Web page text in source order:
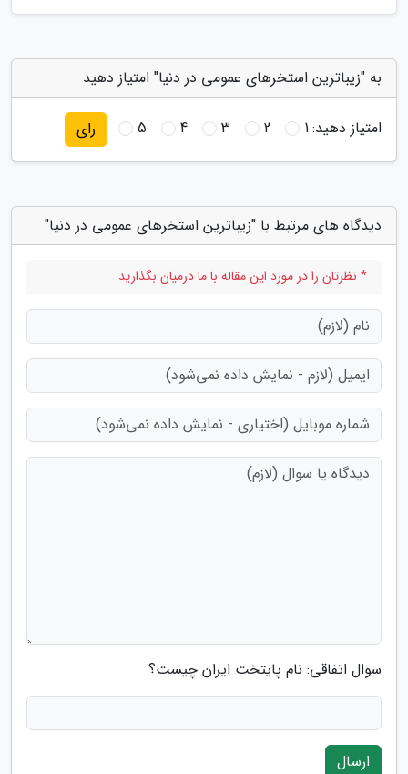
به "زیباترین استخرهای عمومی در دنیا" امتیاز دهید
امتیاز دهید:1
2
3
4
5 رای
دیدگاه های مرتبط با "زیباترین استخرهای عمومی در دنیا"
* نظرتان را در مورد این مقاله با ما درمیان بگذارید
سوال اتفاقی: نام پایتخت ایران چیست؟
ارسال